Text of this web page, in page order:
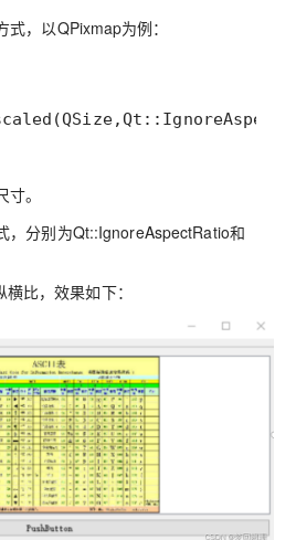
，以QPixmap为例：
。
，分别为Qt::IgnoreAspectRatio和
比，效果如下：